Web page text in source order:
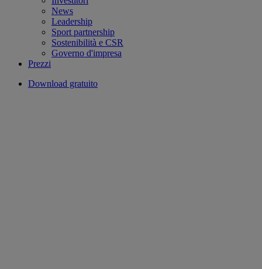
News
Leadership
Sport partnership
Sostenibilità e CSR
Governo d'impresa
Prezzi
Download gratuito